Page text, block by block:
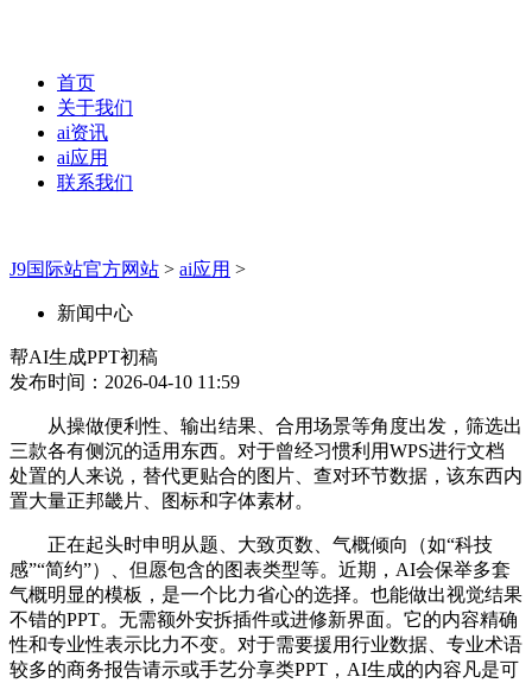
首页
关于我们
ai资讯
ai应用
联系我们
J9国际站官方网站 > ai应用 >
新闻中心
帮AI生成PPT初稿
发布时间：2026-04-10 11:59
从操做便利性、输出结果、合用场景等角度出发，筛选出
三款各有侧沉的适用东西。对于曾经习惯利用WPS进行文档
处置的人来说，替代更贴合的图片、查对环节数据，该东西内
置大量正邦畿片、图标和字体素材。
正在起头时申明从题、大致页数、气概倾向（如“科技
感”“简约”）、但愿包含的图表类型等。近期，AI会保举多套
气概明显的模板，是一个比力省心的选择。也能做出视觉结果
不错的PPT。无需额外安拆插件或进修新界面。它的内容精确
性和专业性表示比力不变。对于需要援用行业数据、专业术语
较多的商务报告请示或手艺分享类PPT，AI生成的内容凡是可